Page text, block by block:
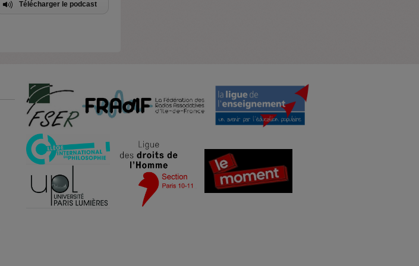
Télécharger le podcast